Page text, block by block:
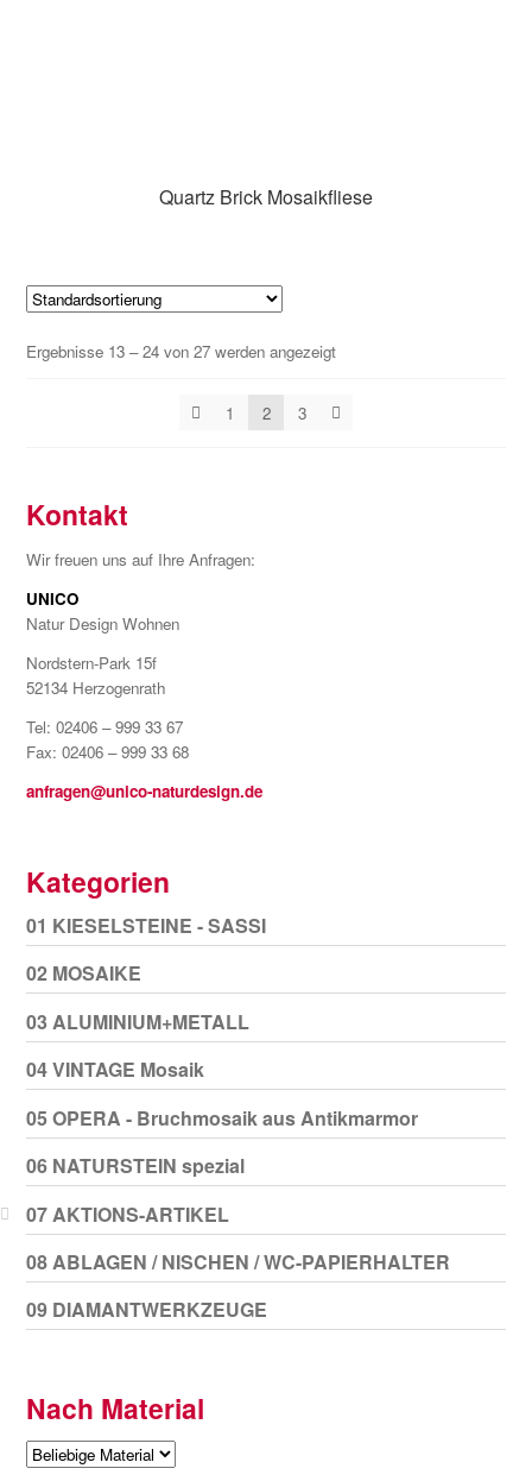
Quartz Brick Mosaikfliese
Ergebnisse 13 – 24 von 27 werden angezeigt
1 2 3
Kontakt
Wir freuen uns auf Ihre Anfragen:
UNICO
Natur Design Wohnen
Nordstern-Park 15f
52134 Herzogenrath
Tel: 02406 – 999 33 67
Fax: 02406 – 999 33 68
anfragen@unico-naturdesign.de
Kategorien
01 KIESELSTEINE - SASSI
02 MOSAIKE
03 ALUMINIUM+METALL
04 VINTAGE Mosaik
05 OPERA - Bruchmosaik aus Antikmarmor
06 NATURSTEIN spezial
07 AKTIONS-ARTIKEL
08 ABLAGEN / NISCHEN / WC-PAPIERHALTER
09 DIAMANTWERKZEUGE
Nach Material